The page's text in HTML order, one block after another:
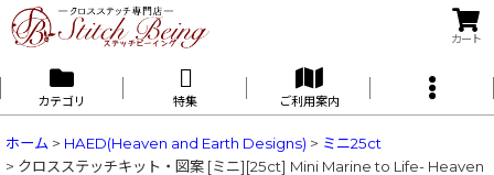
カート
カテゴリ 特集 ご利用案内
ホーム > HAED(Heaven and Earth Designs) > ミニ25ct
> クロスステッチキット・図案 [ミニ][25ct] Mini Marine to Life- Heaven